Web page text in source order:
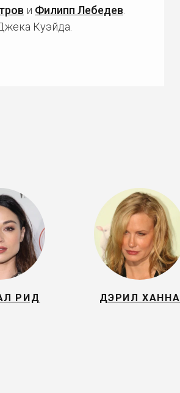
и Филипп Лебедев
Куэйда.
РИД ДЭРИЛ ХАННА